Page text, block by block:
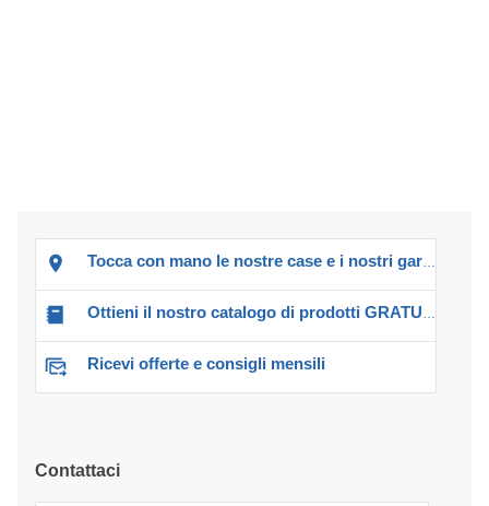
Tocca con mano le nostre case e i nostri garage!
Ottieni il nostro catalogo di prodotti GRATUITO!
Ricevi offerte e consigli mensili
Contattaci